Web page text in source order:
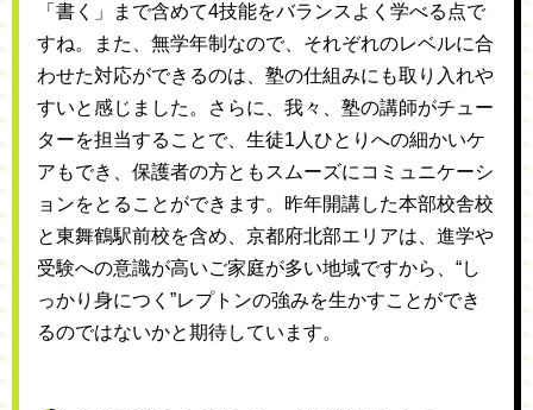
「書く」まで含めて4技能をバランスよく学べる点で
すね。また、無学年制なので、それぞれのレベルに合
わせた対応ができるのは、塾の仕組みにも取り入れや
すいと感じました。さらに、我々、塾の講師がチュー
ターを担当することで、生徒1人ひとりへの細かいケ
アもでき、保護者の方ともスムーズにコミュニケーシ
ョンをとることができます。昨年開講した本部校舎校
と東舞鶴駅前校を含め、京都府北部エリアは、進学や
受験への意識が高いご家庭が多い地域ですから、“し
っかり身につく”レプトンの強みを生かすことができ
るのではないかと期待しています。